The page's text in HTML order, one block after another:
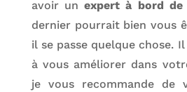
avoir unexpert à bord de
dernier pourrait bien vous
il se passe quelque chose.
à vous améliorer dans
je vous recommande de